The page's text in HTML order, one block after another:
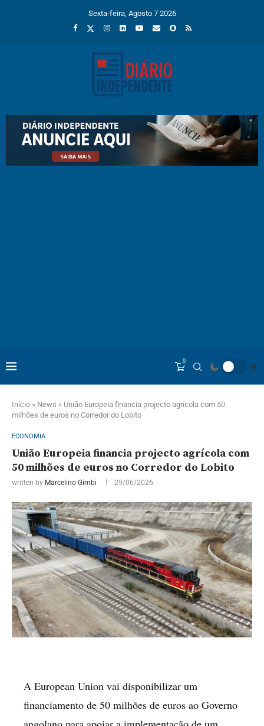
Sexta-feira, Agosto 7 2026
0
Início » News » União Europeia financia projecto agrícola com 50
milhões de euros no Corredor do Lobito
ECONOMIA
União Europeia financia projecto agrícola com
50 milhões de euros no Corredor do Lobito
written by Marcelino Gimbi 29/06/2026
A European Union vai disponibilizar um
financiamento de 50 milhões de euros ao Governo